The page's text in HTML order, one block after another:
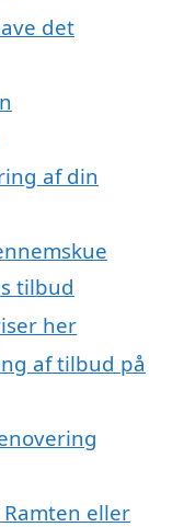
det
af din
tilbud
her
af tilbud på
eller